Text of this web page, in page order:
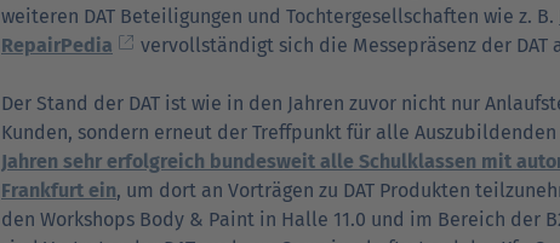
weiteren DAT Beteiligungen und Tochtergesellschaften wie z. B.
RepairPedia
vervollständigt sich die Messepräsenz der DAT
Der Stand der DAT ist wie in den Jahren zuvor nicht nur
Kunden, sondern erneut der Treffpunkt für alle Auszubildenden
Jahren sehr erfolgreich bundesweit alle Schulklassen mit
Frankfurt ein, um dort an Vorträgen zu DAT Produkten
den Workshops Body & Paint in Halle 11.0 und im Bereich der